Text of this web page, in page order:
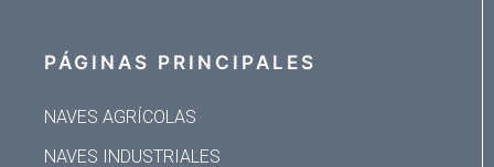
PÁGINAS PRINCIPALES
NAVES AGRÍCOLAS
NAVES INDUSTRIALES